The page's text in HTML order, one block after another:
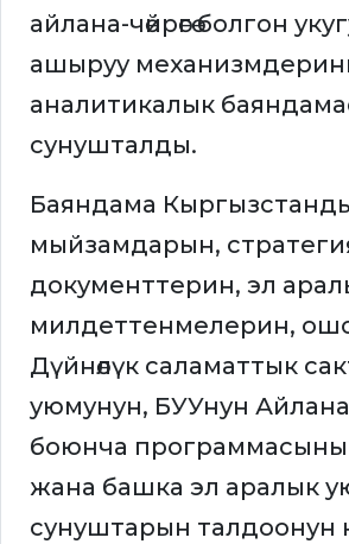
айлана-чөйрөгө болгон
ашыруу
аналитикалык
сунушталды.
Баяндама
мыйзамдарын,
документтерин, эл
милдеттенмелерин,
Дүйнөлүк саламаттык
уюмунун, БУУнун Айлана-
боюнча
жана башка эл аралык
сунуштарын талдоонун